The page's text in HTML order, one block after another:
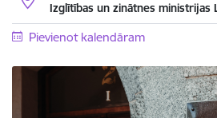
Izglītības un zinātnes ministrijas
Pievienot kalendāram